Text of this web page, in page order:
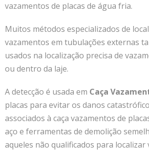
vazamentos de placas de água fria.
Muitos métodos especializados de
vazamentos em tubulações externas
usados na localização precisa de
ou dentro da laje.
A detecção é usada em Caça
placas para evitar os danos
associados à caça vazamentos de
aço e ferramentas de demolição
aqueles não qualificados para localizar